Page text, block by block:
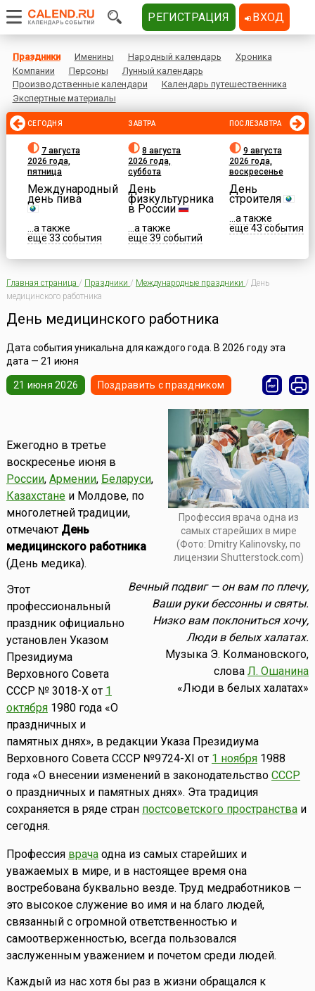
Праздники Именины Народный календарь
Хроника
Компании
Персоны
Лунный календарь
Производственные календари
Календарь путешественника
Экспертные материалы
СЕГОДНЯ
7 августа
2026 года,
пятница
Международный
день пива
...а также
еще 33 события
ЗАВТРА
8 августа
2026 года,
суббота
День
физкультурника
в России
...а также
еще 39 событий
ПОСЛЕЗАВТРА
9 августа
2026 года,
воскресенье
День
строителя
...а также
еще 43 события
Главная страница / Праздники / Международные праздники / День
медицинского работника
День медицинского работника
Дата события уникальна для каждого года. В 2026 году эта
дата — 21 июня
21 июня 2026 Поздравить с праздником
Профессия врача одна из
самых старейших в мире
(Фото: Dmitry Kalinovsky, по
лицензии Shutterstock.com)
Вечный подвиг — он вам по плечу,
Ваши руки бессонны и святы.
Низко вам поклониться хочу,
Люди в белых халатах.
Музыка Э. Колмановского,
словаЛ. Ошанина
«Люди в белых халатах»
Ежегодно в третье
воскресенье июня в
России, Армении, Беларуси,
Казахстанеи Молдове, по
многолетней традиции,
отмечают День
медицинского работника
(День медика).
Этот
профессиональный
праздник официально
установлен Указом
Президиума
Верховного Совета
СССР № 3018-Х от 1
октября1980 года «О
праздничных и
памятных днях», в редакции Указа Президиума
Верховного Совета СССР №9724-XI от 1 ноября1988
года «О внесении изменений в законодательство СССР
о праздничных и памятных днях». Эта традиция
сохраняется в ряде стран постсоветского пространстваи
сегодня.
Профессия врачаодна из самых старейших и
уважаемых в мире, и в настоящее время она
востребована буквально везде. Труд медработников —
это высокое служение во имя и на благо людей,
связанный с огромной ответственностью и
самоотверженностью, всегда пользовался
заслуженным уважением и почетом среди людей.
Каждый из нас хотя бы раз в жизни обращался к
РЕГИСТРАЦИЯ ВХОД